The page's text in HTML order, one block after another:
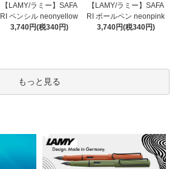
【LAMY/ラミー】SAFA
RI ペンシル neonyellow
3,740円(税340円)
【LAMY/ラミー】SAFA
RI ボールペン neonpink
3,740円(税340円)
もっと見る